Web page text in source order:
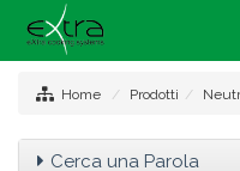
Home Prodotti
Cerca una Parola